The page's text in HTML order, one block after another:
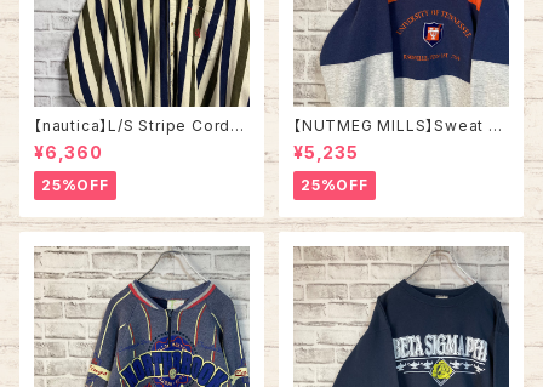
【nautica】L/S Stripe Cordur
oy Shirt L 90s ノーティカ スト
ライプ コーデュロイ シャツ ボタ
ンダウン 長袖 ワンポイントロゴ
刺繍ロゴ 旧タグ USA アメリカ
古着
¥6,360
25%OFF
【NUTMEG MILLS】Sweat XL
Made in USA 90s “UNIVER
SITY OF TENNESSEE” vinta
ge ナツメグミルズ カレッジモノ
カレッジロゴ テネシー大学 スウ
ェット トレーナー ヴィンテージ
アメリカ USA 古着
¥5,235
25%OFF